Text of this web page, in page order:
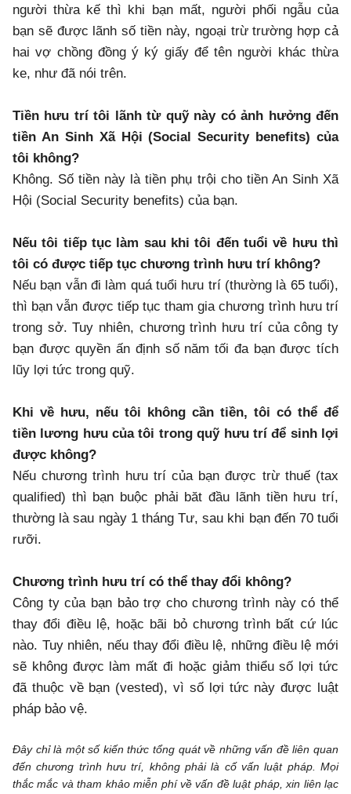
người thừa kế thì khi bạn mất, người phối ngẫu của
bạn sẽ được lãnh số tiền này, ngoại trừ trường hợp cả
hai vợ chồng đồng ý ký giấy để tên người khác thừa
ke, như đã nói trên.
Tiền hưu trí tôi lãnh từ quỹ này có ảnh hưởng đến
tiền An Sinh Xã Hội (Social Security benefits) của
tôi không?
Không. Số tiền này là tiền phụ trội cho tiền An Sinh Xã
Hội (Social Security benefits) của bạn.
Nếu tôi tiếp tục làm sau khi tôi đến tuổi về hưu thì
tôi có được tiếp tục chương trình hưu trí không?
Nếu bạn vẫn đi làm quá tuổi hưu trí (thường là 65 tuổi),
thì bạn vẫn được tiếp tục tham gia chương trình hưu trí
trong sở. Tuy nhiên, chương trình hưu trí của công ty
bạn được quyền ấn định số năm tối đa bạn được tích
lũy lợi tức trong quỹ.
Khi về hưu, nếu tôi không cần tiền, tôi có thể để
tiền lương hưu của tôi trong quỹ hưu trí để sinh lợi
được không?
Nếu chương trình hưu trí của bạn được trừ thuế (tax
qualified) thì bạn buộc phải băt đầu lãnh tiền hưu trí,
thường là sau ngày 1 tháng Tư, sau khi bạn đến 70 tuổi
rưỡi.
Chương trình hưu trí có thể thay đổi không?
Công ty của bạn bảo trợ cho chương trình này có thể
thay đổi điều lệ, hoặc bãi bỏ chương trình bất cứ lúc
nào. Tuy nhiên, nếu thay đổi điều lệ, những điều lệ mới
sẽ không được làm mất đi hoặc giảm thiểu số lợi tức
đã thuộc về bạn (vested), vì số lợi tức này được luật
pháp bảo vệ.
Đây chỉ là một số kiến thức tổng quát về những vấn đề liên quan
đến chương trình hưu trí, không phải là cố vấn luật pháp. Mọi
thắc mắc và tham khảo miễn phí về vấn đề luật pháp, xin liên lạc